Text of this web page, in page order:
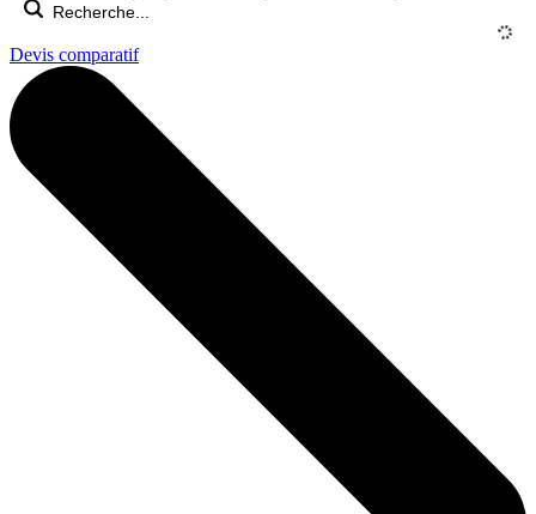
Devis comparatif